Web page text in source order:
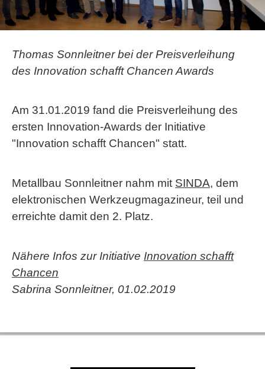
Thomas Sonnleitner bei der Preisverleihung
des Innovation schafft Chancen Awards
Am 31.01.2019 fand die Preisverleihung des
ersten Innovation-Awards der Initiative
"Innovation schafft Chancen" statt.
Metallbau Sonnleitner nahm mit SINDA, dem
elektronischen Werkzeugmagazineur, teil und
erreichte damit den 2. Platz.
Nähere Infos zur Initiative Innovation schafft
Chancen
Sabrina Sonnleitner, 01.02.2019